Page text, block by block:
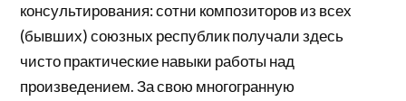
консультирования: сотни композиторов из всех
(бывших) союзных республик получали здесь
чисто практические навыки работы над
произведением. За свою многогранную